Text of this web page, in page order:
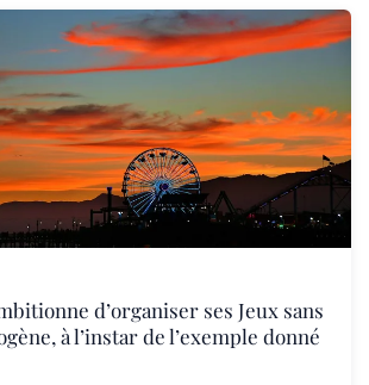
d’organiser ses Jeux sans
à l’instar de l’exemple donné